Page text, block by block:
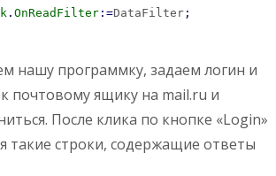
. OnReadFilter : =DataFilter ;
нашу программку, задаем логин и
почтовому ящику на mail.ru и
После клика по кнопке «Login»
такие строки, содержащие ответы